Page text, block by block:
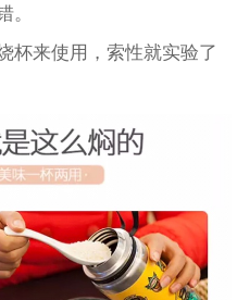
。
杯来使用，索性就实验了